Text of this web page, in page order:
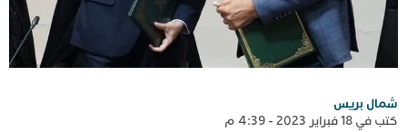
شمال بريس
كتب في 18 فبراير 2023 - 4:39 م